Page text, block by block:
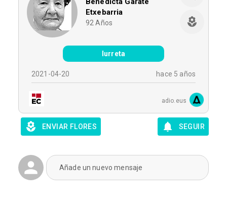
Etxebarria
92 Años
Iurreta
2021-04-20 hace 5 años
adio.eus
ENVIAR FLORES SEGUIR
Añade un nuevo mensaje